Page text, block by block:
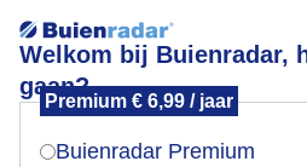
Welkom bij Buienradar,
gaan?
Premium € 6,99 / jaar
Buienradar Premium
Nazomeren in Zeeland
Mogen we je locatie